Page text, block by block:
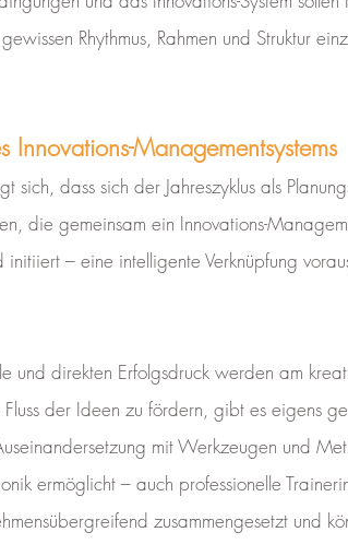
Rhythmus, Rahmen und Struktur
Innovations-Managementsystems
sich, dass sich der Jahreszyklus als
die gemeinsam ein Innovations-
initiiert – eine intelligente Verknüpfung
und direkten Erfolgsdruck werden am
der Ideen zu fördern, gibt es eigens
mit Werkzeugen und
ermöglicht – auch professionelle
zusammengesetzt und